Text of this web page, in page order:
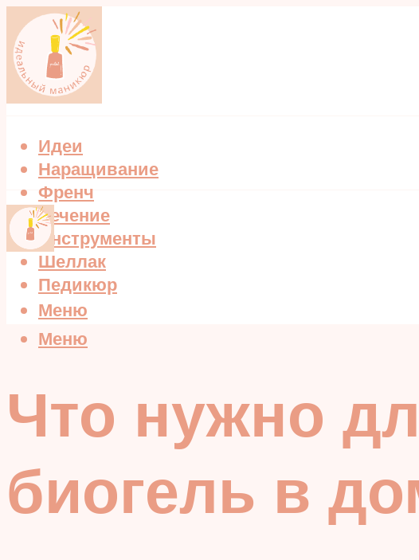
Идеи
Наращивание
Френч
Лечение
Инструменты
Шеллак
Педикюр
Меню
Меню
Что нужно
биогель в